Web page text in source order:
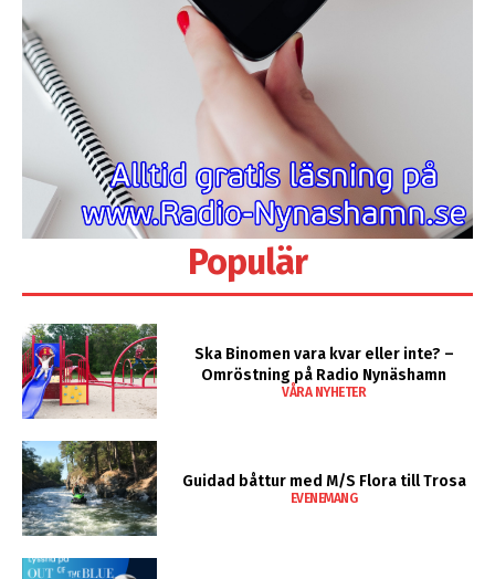
Populär
Ska Binomen vara kvar eller inte? –
Omröstning på Radio Nynäshamn
VÅRA NYHETER
Guidad båttur med M/S Flora till Trosa
EVENEMANG